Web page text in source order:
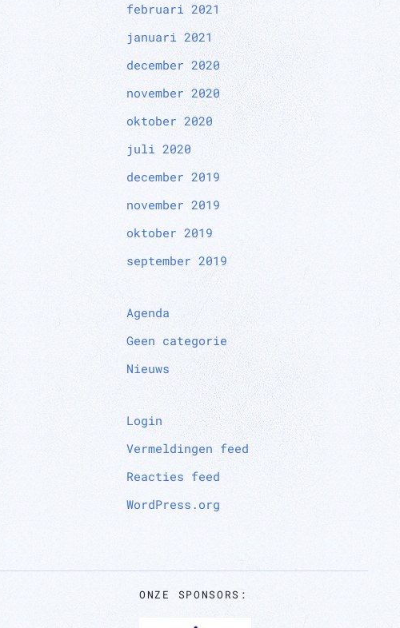
februari 2021
januari 2021
december 2020
november 2020
oktober 2020
juli 2020
december 2019
november 2019
oktober 2019
september 2019
Agenda
Geen categorie
Nieuws
Login
Vermeldingen feed
Reacties feed
WordPress.org
ONZE SPONSORS: